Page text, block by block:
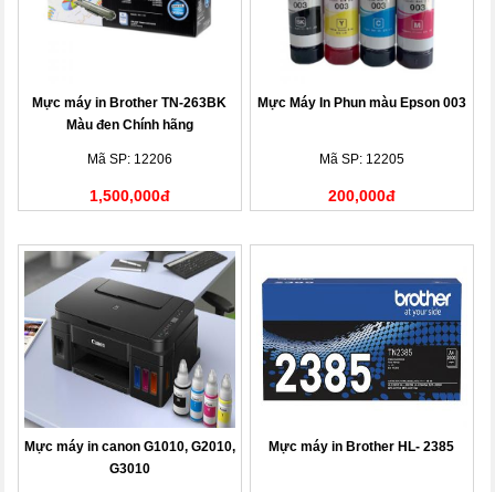
Mực máy in Brother TN-263BK
Màu đen Chính hãng
Mã SP: 12206
1,500,000đ
Mực Máy In Phun màu Epson 003
Mã SP: 12205
200,000đ
Mực máy in canon G1010, G2010,
G3010
Mực máy in Brother HL- 2385